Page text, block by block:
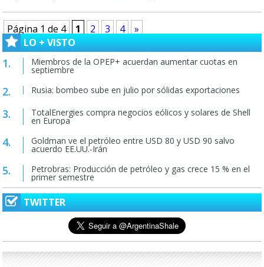
Página 1 de 4 1 2 3 4
»
LO + VISTO
Miembros de la OPEP+ acuerdan aumentar cuotas en
septiembre
Rusia: bombeo sube en julio por sólidas exportaciones
TotalEnergies compra negocios eólicos y solares de Shell
en Europa
Goldman ve el petróleo entre USD 80 y USD 90 salvo
acuerdo EE.UU.-Irán
Petrobras: Producción de petróleo y gas crece 15 % en el
primer semestre
TWITTER